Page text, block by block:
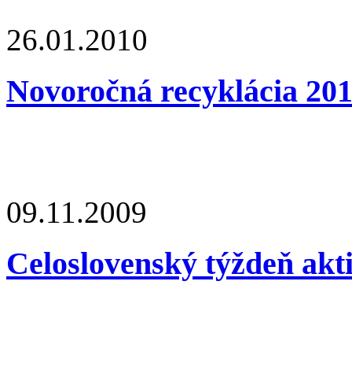
26.01.2010
Novoročná recyklácia
09.11.2009
Celoslovenský týždeň